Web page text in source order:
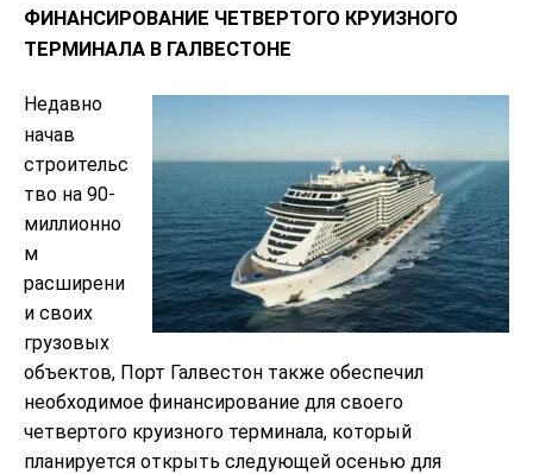
ФИНАНСИРОВАНИЕ ЧЕТВЕРТОГО КРУИЗНОГО
ТЕРМИНАЛА В ГАЛВЕСТОНЕ
Недавно
начав
строительс
тво на 90-
миллионно
м
расширени
и своих
грузовых
объектов, Порт Галвестон также обеспечил
необходимое финансирование для своего
четвертого круизного терминала, который
планируется открыть следующей осенью для